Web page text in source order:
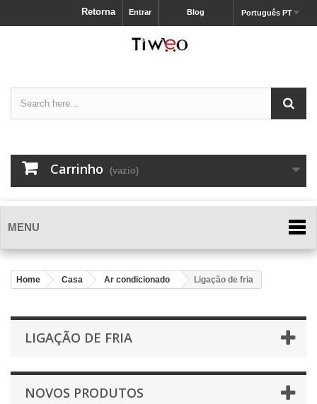
Português PT
Blog
Entrar
Retorna
Carrinho (vazio)
MENU
Home Casa Ar condicionado Ligação de fria
LIGAÇÃO DE FRIA
NOVOS PRODUTOS